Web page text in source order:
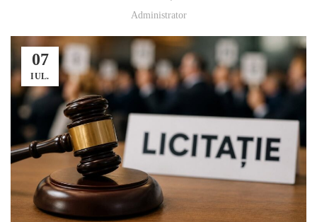
Administrator
07
IUL.